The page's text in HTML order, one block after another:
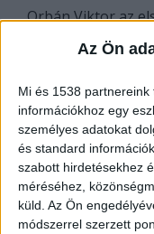
Az Ön
Mi és 1538
információkhoz egy
személyes adatokat
és standard
szabott hirdetésekhez
méréséhez,
küld. Az Ön
módszerrel szerzett
Orbán Viktor az
„Digitális
OLVASS TOVÁBB